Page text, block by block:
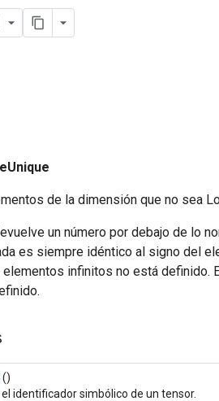
de la dimensión que no sea
un número por debajo de lo
es siempre idéntico al signo del
infinitos no está definido.
()
el identificador simbólico de un tensor.